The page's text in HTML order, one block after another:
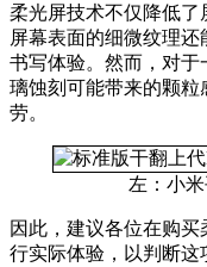
柔光屏技术不仅降低
屏幕表面的细微纹理
书写体验。然而，对
璃蚀刻可能带来的颗
劳。
左：小
因此，建议各位在购
行实际体验，以判断这